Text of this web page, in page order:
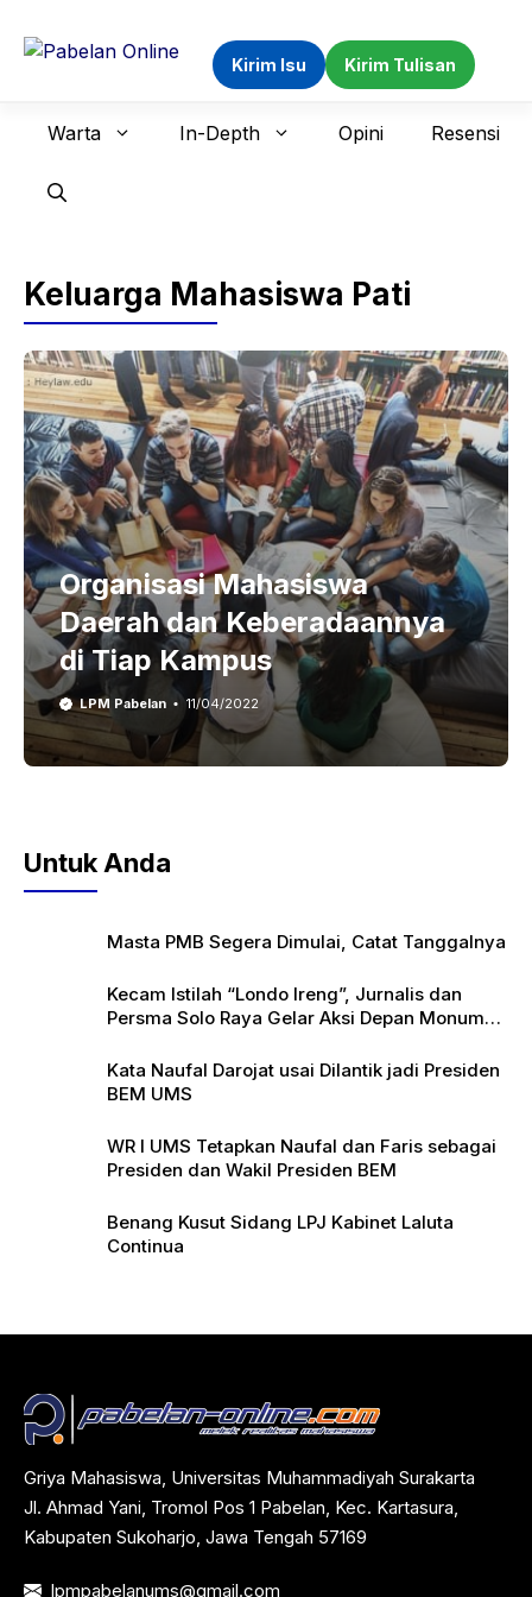
Kirim Isu Kirim Tulisan
Warta In-Depth Opini Resensi
Keluarga Mahasiswa Pati
Organisasi Mahasiswa
Daerah dan Keberadaannya
di Tiap Kampus
LPM Pabelan 11/04/2022
Untuk Anda
Masta PMB Segera Dimulai, Catat Tanggalnya
Kecam Istilah “Londo Ireng”, Jurnalis dan
Persma Solo Raya Gelar Aksi Depan Monumen
Kata Naufal Darojat usai Dilantik jadi Presiden
BEM UMS
WR I UMS Tetapkan Naufal dan Faris sebagai
Presiden dan Wakil Presiden BEM
Benang Kusut Sidang LPJ Kabinet Laluta
Continua
Griya Mahasiswa, Universitas Muhammadiyah Surakarta
Jl. Ahmad Yani, Tromol Pos 1 Pabelan, Kec. Kartasura,
Kabupaten Sukoharjo, Jawa Tengah 57169
lpmpabelanums@gmail.com